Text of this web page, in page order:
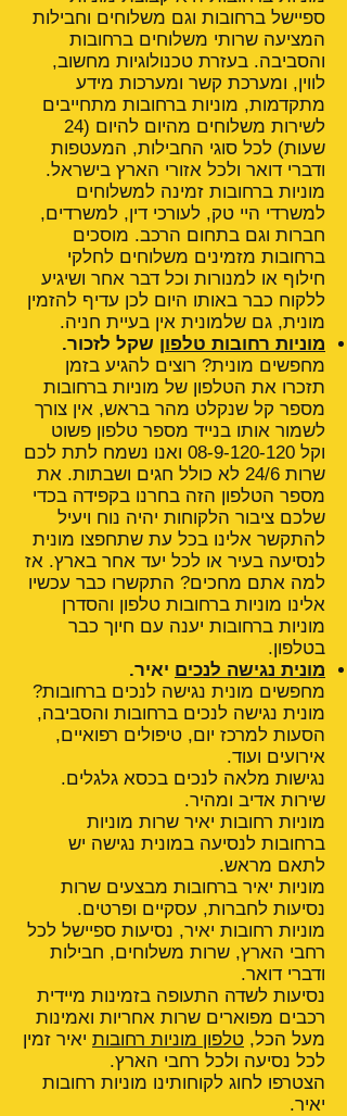
ספיישל ברחובות וגם משלוחים וחבילות
המציעה שרותי משלוחים ברחובות
והסביבה. בעזרת טכנולוגיות מחשוב,
לווין, ומערכת קשר ומערכות מידע
מתקדמות, מוניות ברחובות מתחייבים
לשירות משלוחים מהיום להיום (24
שעות) לכל סוגי החבילות, המעטפות
ודברי דואר ולכל אזורי הארץ בישראל.
מוניות ברחובות זמינה למשלוחים
למשרדי היי טק, לעורכי דין, למשרדים,
חברות וגם בתחום הרכב. מוסכים
ברחובות מזמינים משלוחים לחלקי
חילוף או למנורות וכל דבר אחר ושיגיע
ללקוח כבר באותו היום לכן עדיף להזמין
מונית, גם שלמונית אין בעיית חניה.
מוניות רחובות טלפון שקל לזכור.
מחפשים מונית? רוצים להגיע בזמן
תזכרו את הטלפון של מוניות ברחובות
מספר קל שנקלט מהר בראש, אין צורך
לשמור אותו בנייד מספר טלפון פשוט
וקל 08-9-120-120 ואנו נשמח לתת לכם
שרות 24/6 לא כולל חגים ושבתות. את
מספר הטלפון הזה בחרנו בקפידה בכדי
שלכם ציבור הלקוחות יהיה נוח ויעיל
להתקשר אלינו בכל עת שתחפצו מונית
לנסיעה בעיר או לכל יעד אחר בארץ. אז
למה אתם מחכים? התקשרו כבר עכשיו
אלינו מוניות ברחובות טלפון והסדרן
מוניות ברחובות יענה עם חיוך כבר
בטלפון.
מונית נגישה לנכים יאיר.
מחפשים מונית נגישה לנכים ברחובות?
מונית נגישה לנכים ברחובות והסביבה,
הסעות למרכז יום, טיפולים רפואיים,
אירועים ועוד.
נגישות מלאה לנכים בכסא גלגלים.
שירות אדיב ומהיר.
מוניות רחובות יאיר שרות מוניות
ברחובות לנסיעה במונית נגישה יש
לתאם מראש.
מוניות יאיר ברחובות מבצעים שרות
נסיעות לחברות, עסקיים ופרטים.
מוניות רחובות יאיר, נסיעות ספיישל לכל
רחבי הארץ, שרות משלוחים, חבילות
ודברי דואר.
נסיעות לשדה התעופה בזמינות מיידית
רכבים מפוארים שרות אחריות ואמינות
מעל הכל, טלפון מוניות רחובות יאיר זמין
לכל נסיעה ולכל רחבי הארץ.
הצטרפו לחוג לקוחותינו מוניות רחובות
יאיר.